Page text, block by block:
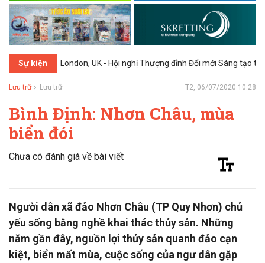
Sự kiện
London, UK - Hội nghị Thượng đỉnh Đổi mới Sáng tạo trong Ngành
Lưu trữ Lưu trữ T2, 06/07/2020 10:28
Bình Định: Nhơn Châu, mùa
biển đói
Chưa có đánh giá về bài viết
Người dân xã đảo Nhơn Châu (TP Quy Nhơn) chủ
yếu sống bằng nghề khai thác thủy sản. Những
năm gần đây, nguồn lợi thủy sản quanh đảo cạn
kiệt, biển mất mùa, cuộc sống của ngư dân gặp